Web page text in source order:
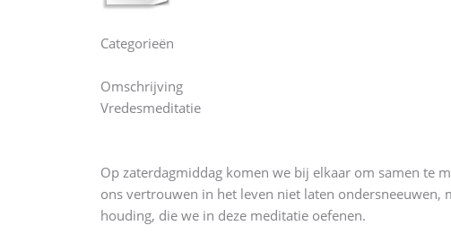
Categorieën
Omschrijving
Vredesmeditatie
Op zaterdagmiddag komen we bij elkaar om samen te
ons vertrouwen in het leven niet laten ondersneeuwen,
houding, die we in deze meditatie oefenen.